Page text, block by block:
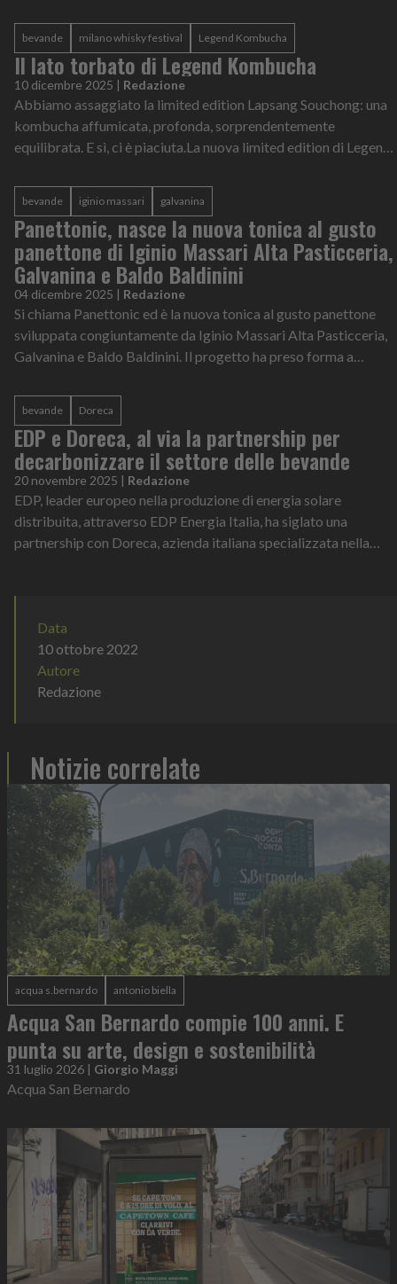
bevande milano whisky festival Legend Kombucha
Il lato torbato di Legend Kombucha
10 dicembre 2025 | Redazione
Abbiamo assaggiato la limited edition Lapsang Souchong: una
kombucha affumicata, profonda, sorprendentemente
equilibrata. E sì, ci è piaciuta.La nuova limited edition di Legend
bevande iginio massari galvanina
Panettonic, nasce la nuova tonica al gusto
panettone di Iginio Massari Alta Pasticceria,
Galvanina e Baldo Baldinini
04 dicembre 2025 | Redazione
Si chiama Panettonic ed è la nuova tonica al gusto panettone
sviluppata congiuntamente da Iginio Massari Alta Pasticceria,
Galvanina e Baldo Baldinini. Il progetto ha preso forma a
bevande Doreca
EDP e Doreca, al via la partnership per
decarbonizzare il settore delle bevande
20 novembre 2025 | Redazione
EDP, leader europeo nella produzione di energia solare
distribuita, attraverso EDP Energia Italia, ha siglato una
partnership con Doreca, azienda italiana specializzata nella
Data
10 ottobre 2022
Autore
Redazione
Notizie correlate
acqua s.bernardo antonio biella
Acqua San Bernardo compie 100 anni. E
punta su arte, design e sostenibilità
31 luglio 2026 | Giorgio Maggi
Acqua San Bernardo